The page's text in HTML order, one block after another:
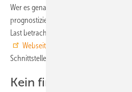
Wer es genauer wissen möchte, kann
prognostizierten Beitrag der einzelnen
Last betrachten. Das Team des
Webseite der Energy-Charts
Schnittstelle (
Kein finanzieller Anreiz